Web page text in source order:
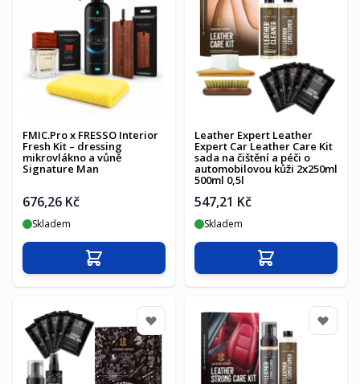
FMIC.Pro x FRESSO Interior
Fresh Kit – dressing
mikrovlákno a vůně
Signature Man
676,26 Kč
Skladem
Přidat do košíku
Leather Expert Leather
Expert Car Leather Care Kit
sada na čištění a péči o
automobilovou kůži 2x250ml
500ml 0,5l
547,21 Kč
Skladem
Přidat do košíku